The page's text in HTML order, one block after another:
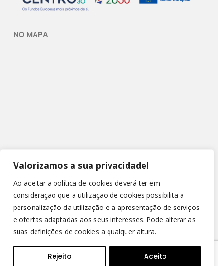
Valorizamos a sua privacidade!
Ao aceitar a política de cookies deverá ter em
consideração que a utilização de cookies possibilita a
personalização da utilização e a apresentação de serviços
e ofertas adaptadas aos seus interesses. Pode alterar as
suas definições de cookies a qualquer altura.
Rejeito Aceito
NO MAPA
© Copyright 2022 - Leirispumas Lda. Todos os direitos
reservados.